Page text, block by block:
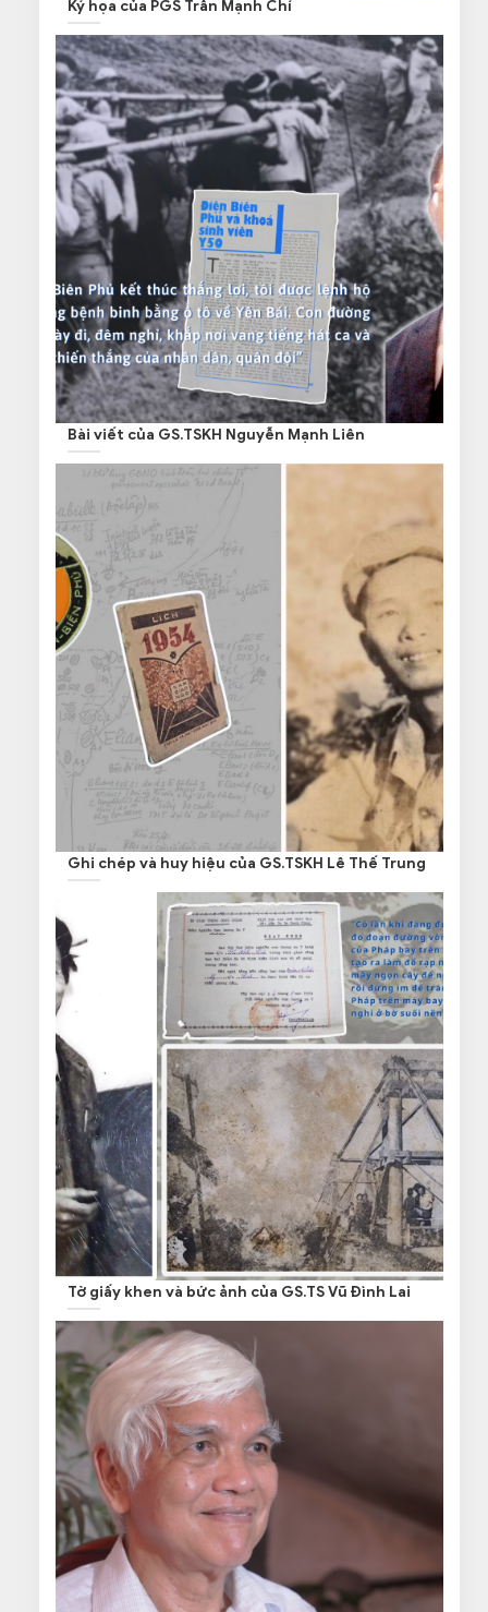
Ký họa của PGS Trần Mạnh Chí
Bài viết của GS.TSKH Nguyễn Mạnh Liên
Ghi chép và huy hiệu của GS.TSKH Lê Thế Trung
Tờ giấy khen và bức ảnh của GS.TS Vũ Đình Lai